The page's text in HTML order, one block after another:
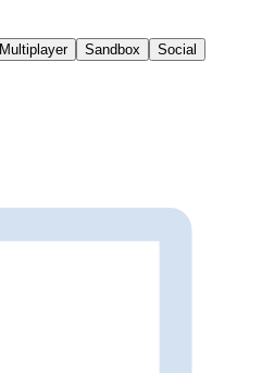
Multiplayer Sandbox Social